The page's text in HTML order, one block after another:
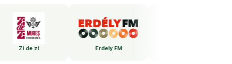
Erdely FM